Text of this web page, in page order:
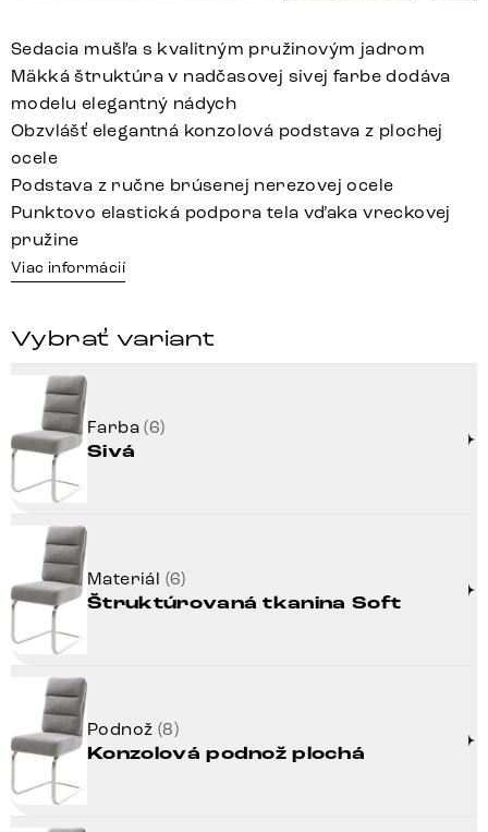
Sedacia mušľa s kvalitným pružinovým jadrom
Mäkká štruktúra v nadčasovej sivej farbe dodáva
modelu elegantný nádych
Obzvlášť elegantná konzolová podstava z plochej
ocele
Podstava z ručne brúsenej nerezovej ocele
Punktovo elastická podpora tela vďaka vreckovej
pružine
Viac informácií
Vybrať variant
Farba(6)
Sivá
Materiál (6)
Štruktúrovaná tkanina Soft
Podnož (8)
Konzolová podnož plochá